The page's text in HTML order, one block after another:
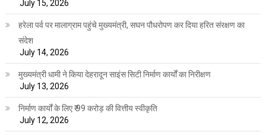
July 15, 2026
हरेला पर्व पर मालाग्राम पहुंचे मुख्यमंत्री, सघन पौधरोपण कर दिया हरित संरक्षण का
संदेश
July 14, 2026
मुख्यमंत्री धामी ने किया देहरादून साइंस सिटी निर्माण कार्यों का निरीक्षण
July 13, 2026
निर्माण कार्यों के लिए ₹ 99 करोड़ की वित्तीय स्वीकृति
July 12, 2026